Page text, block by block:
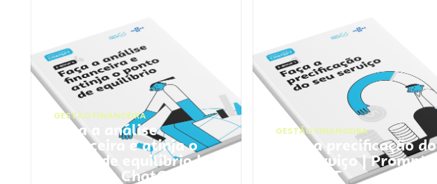
GESTÃO FINANCEIRA
Faça a análise
financeira e atinja o
ponto de equilíbrio |
Prompts ChatGPT
GESTÃO FINANCEIRA
Faça a precificação do
seu serviço | Prompts
ChatGPT